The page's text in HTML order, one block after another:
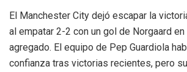
El Manchester City dejó escapar la
al empatar 2-2 con un gol de Norgaard
agregado. El equipo de Pep Guardiola
confianza tras victorias recientes, pero